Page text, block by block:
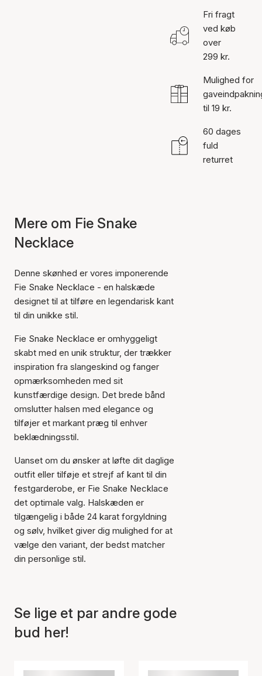
Varen er tilføjet til kurven
Fri fragt
ved køb
over
299 kr.
Mulighed for
til 19 kr.
60 dages
fuld
returret
Mere om Fie Snake
Necklace
Denne skønhed er vores imponerende
Fie Snake Necklace - en halskæde
designet til at tilføre en legendarisk kant
til din unikke stil.
Fie Snake Necklace er omhyggeligt
skabt med en unik struktur, der trækker
inspiration fra slangeskind og fanger
opmærksomheden med sit
kunstfærdige design. Det brede bånd
omslutter halsen med elegance og
tilføjer et markant præg til enhver
beklædningsstil.
Uanset om du ønsker at løfte dit daglige
outfit eller tilføje et strejf af kant til din
festgarderobe, er Fie Snake Necklace
det optimale valg. Halskæden er
tilgængelig i både 24 karat forgyldning
og sølv, hvilket giver dig mulighed for at
vælge den variant, der bedst matcher
din personlige stil.
Se lige et par andre gode
bud her!